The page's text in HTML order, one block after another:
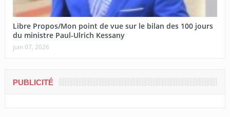
Libre Propos/Mon point de vue sur le bilan des 100 jours
du ministre Paul-Ulrich Kessany
juin 07, 2026
PUBLICITÉ